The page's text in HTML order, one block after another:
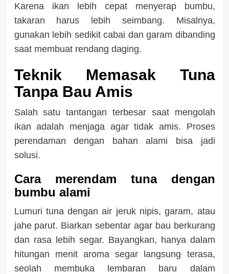
Karena ikan lebih cepat menyerap bumbu,
takaran harus lebih seimbang. Misalnya,
gunakan lebih sedikit cabai dan garam dibanding
saat membuat rendang daging.
Teknik Memasak Tuna
Tanpa Bau Amis
Salah satu tantangan terbesar saat mengolah
ikan adalah menjaga agar tidak amis. Proses
perendaman dengan bahan alami bisa jadi
solusi.
Cara merendam tuna dengan
bumbu alami
Lumuri tuna dengan air jeruk nipis, garam, atau
jahe parut. Biarkan sebentar agar bau berkurang
dan rasa lebih segar. Bayangkan, hanya dalam
hitungan menit aroma segar langsung terasa,
seolah membuka lembaran baru dalam